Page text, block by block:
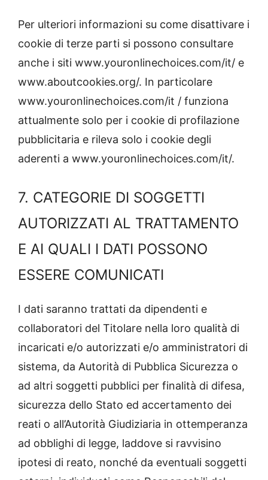
Per ulteriori informazioni su come disattivare i
cookie di terze parti si possono consultare
anche i siti www.youronlinechoices.com/it/ e
www.aboutcookies.org/. In particolare
www.youronlinechoices.com/it / funziona
attualmente solo per i cookie di profilazione
pubblicitaria e rileva solo i cookie degli
aderenti a www.youronlinechoices.com/it/.
7. CATEGORIE DI SOGGETTI
AUTORIZZATI AL TRATTAMENTO
E AI QUALI I DATI POSSONO
ESSERE COMUNICATI
I dati saranno trattati da dipendenti e
collaboratori del Titolare nella loro qualità di
incaricati e/o autorizzati e/o amministratori di
sistema, da Autorità di Pubblica Sicurezza o
ad altri soggetti pubblici per finalità di difesa,
sicurezza dello Stato ed accertamento dei
reati o all’Autorità Giudiziaria in ottemperanza
ad obblighi di legge, laddove si ravvisino
ipotesi di reato, nonché da eventuali soggetti